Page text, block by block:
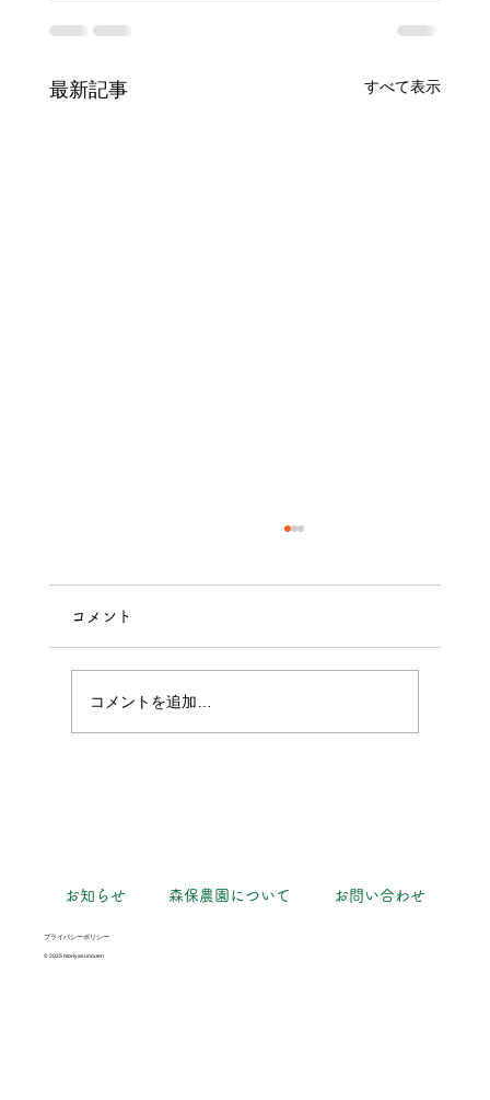
最新記事 すべて表示
パプリカ獲れた！
コメント
コメントを追加…
お知らせ 森保農園について お問い合わせ
プライバシーポリシー
© 2025 moriyasunouen